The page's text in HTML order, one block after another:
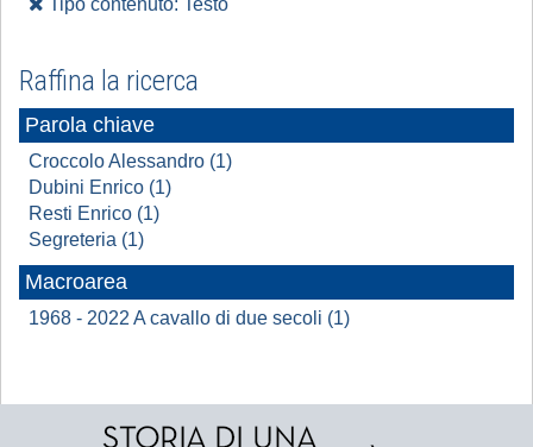
Tipo contenuto: Testo
Raffina la ricerca
Parola chiave
Croccolo Alessandro (1)
Dubini Enrico (1)
Resti Enrico (1)
Segreteria (1)
Macroarea
1968 - 2022 A cavallo di due secoli (1)